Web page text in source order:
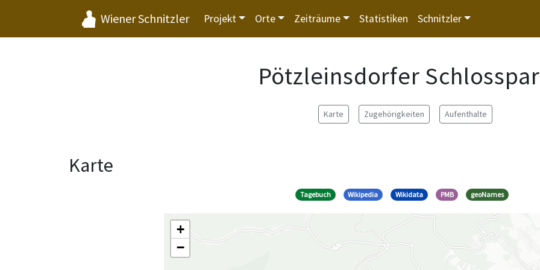
Wiener Schnitzler Projekt Orte Zeiträume Statistiken Schnitzler
Pötzleinsdorfer
Karte Zugehörigkeiten Aufenthalte
Karte
Tagebuch Wikipedia Wikidata PMB geoNames
+
−